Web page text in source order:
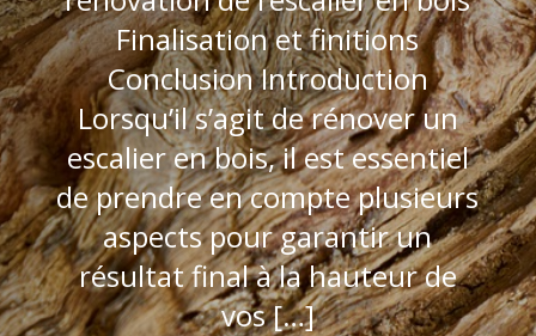
Finalisation et finitions
Conclusion Introduction
Lorsqu’il s’agit de rénover un
escalier en bois, il est essentiel
de prendre en compte plusieurs
aspects pour garantir un
résultat final à la hauteur de
vos […]